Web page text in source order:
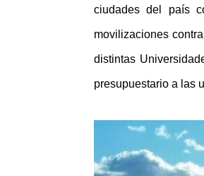
ciudades del país
movilizaciones
distintas
presupuestario a las